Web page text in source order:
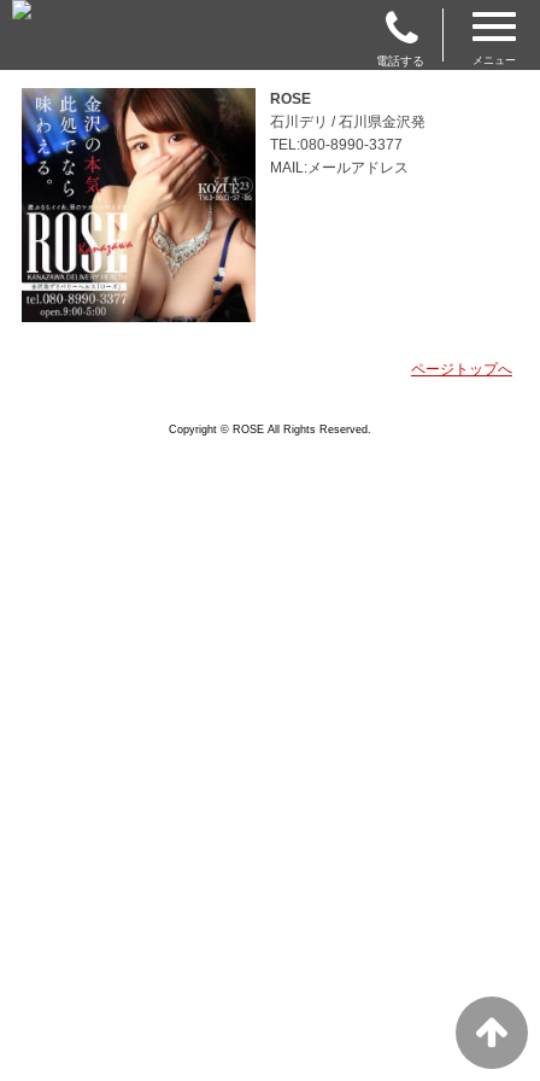
電話する メニュー
ROSE
石川デリ / 石川県金沢発
TEL:080-8990-3377
MAIL:メールアドレス
ページトップへ
Copyright © ROSE All Rights Reserved.